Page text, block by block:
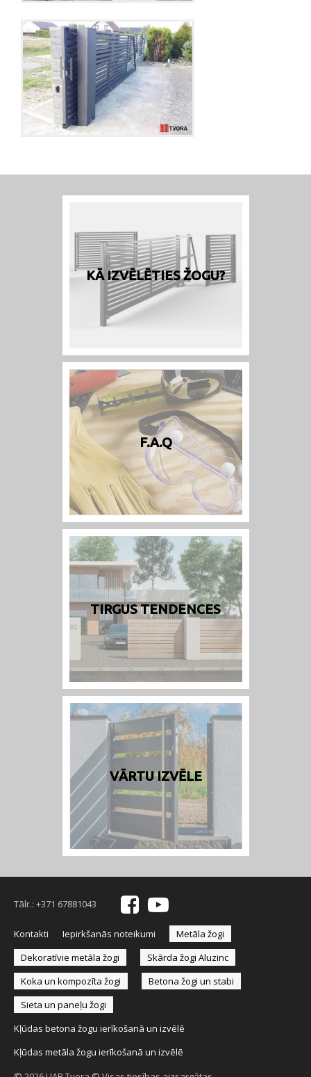
KĀ IZVĒLĒTIES ŽOGU?
F.A.Q
TIRGUS TENDENCES
VĀRTU IZVĒLE
Tālr.: +371 67881043
Kontakti Iepirkšanās noteikumi
Metāla žogi
Dekoratīvie metāla žogi
Skārda žogi Aluzinc
Koka un kompozīta žogi
Betona žogi un stabi
Sieta un paneļu žogi
Kļūdas betona žogu ierīkošanā un izvēlē
Kļūdas metāla žogu ierīkošanā un izvēlē